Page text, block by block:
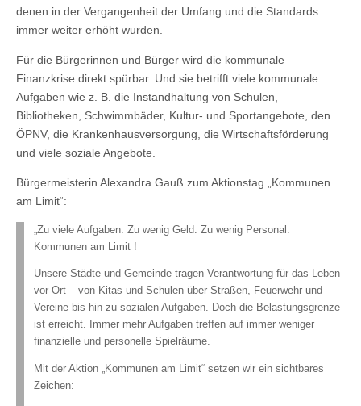
denen in der Vergangenheit der Umfang und die Standards
immer weiter erhöht wurden.
Für die Bürgerinnen und Bürger wird die kommunale
Finanzkrise direkt spürbar. Und sie betrifft viele kommunale
Aufgaben wie z. B. die Instandhaltung von Schulen,
Bibliotheken, Schwimmbäder, Kultur- und Sportangebote, den
ÖPNV, die Krankenhausversorgung, die Wirtschaftsförderung
und viele soziale Angebote.
Bürgermeisterin Alexandra Gauß zum Aktionstag „Kommunen
am Limit“:
„Zu viele Aufgaben. Zu wenig Geld. Zu wenig Personal.
Kommunen am Limit !
Unsere Städte und Gemeinde tragen Verantwortung für das Leben
vor Ort – von Kitas und Schulen über Straßen, Feuerwehr und
Vereine bis hin zu sozialen Aufgaben. Doch die Belastungsgrenze
ist erreicht. Immer mehr Aufgaben treffen auf immer weniger
finanzielle und personelle Spielräume.
Mit der Aktion „Kommunen am Limit“ setzen wir ein sichtbares
Zeichen: